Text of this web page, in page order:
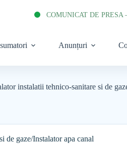
Anunțuri
instalatii tehnico-sanitare si de
de gaze/Instalator apa canal